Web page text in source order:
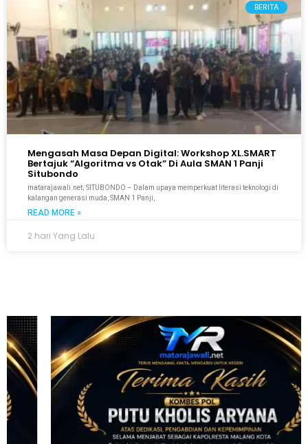
BERITA
Mengasah Masa Depan Digital: Workshop XL.SMART
Bertajuk “Algoritma vs Otak” Di Aula SMAN 1 Panji
Situbondo
matarajawali.net; SITUBONDO – Dalam upaya memperkuat literasi teknologi di
kalangan generasi muda, SMAN 1 Panji,
READ MORE »
2 hari Yang Lalu